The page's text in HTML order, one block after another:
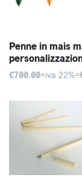
Penne in mais
€700.00+iva 22%=